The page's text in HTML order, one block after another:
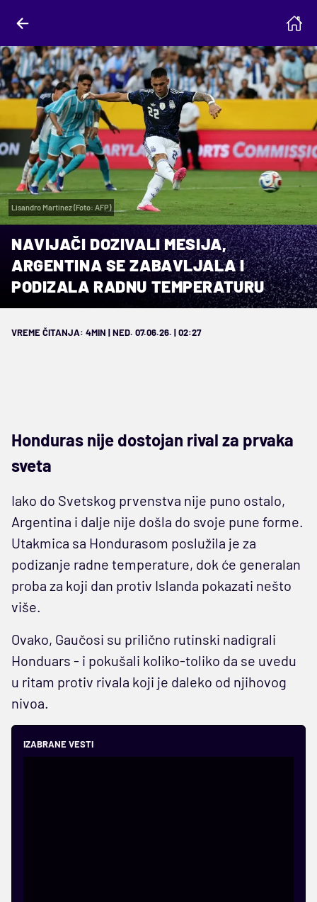
Lisandro Martinez (Foto: AFP)
NAVIJAČI DOZIVALI MESIJA,
ARGENTINA SE ZABAVLJALA I
PODIZALA RADNU TEMPERATURU
VREME ČITANJA: 4MIN | NED. 07.06.26. | 02:27
Honduras nije dostojan rival za prvaka
sveta
Iako do Svetskog prvenstva nije puno ostalo,
Argentina i dalje nije došla do svoje pune forme.
Utakmica sa Hondurasom poslužila je za
podizanje radne temperature, dok će generalan
proba za koji dan protiv Islanda pokazati nešto
više.
Ovako, Gaučosi su prilično rutinski nadigrali
Honduars - i pokušali koliko-toliko da se uvedu
u ritam protiv rivala koji je daleko od njihovog
nivoa.
IZABRANE VESTI